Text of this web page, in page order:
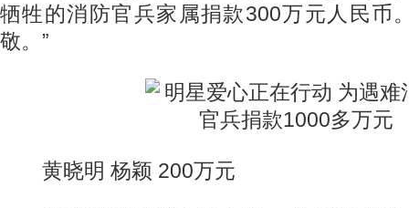
牺牲的消防官兵家属捐款300万元人民币
敬。”
黄晓明 杨颖 200万元